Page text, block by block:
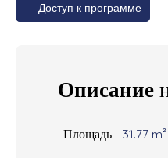
Доступ к программе
Описание
Площадь : 31.77 m²